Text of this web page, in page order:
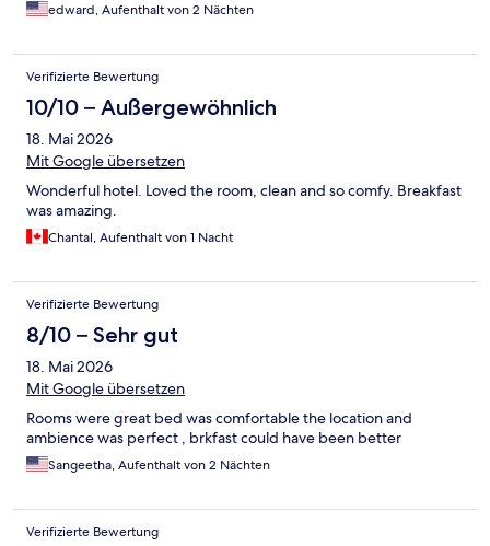
edward, Aufenthalt von 2 Nächten
Verifizierte Bewertung
10/10 – Außergewöhnlich
18. Mai 2026
Mit Google übersetzen
Wonderful hotel. Loved the room, clean and so comfy. Breakfast
was amazing.
Chantal, Aufenthalt von 1 Nacht
Verifizierte Bewertung
8/10 – Sehr gut
18. Mai 2026
Mit Google übersetzen
Rooms were great bed was comfortable the location and
ambience was perfect , brkfast could have been better
Sangeetha, Aufenthalt von 2 Nächten
Verifizierte Bewertung